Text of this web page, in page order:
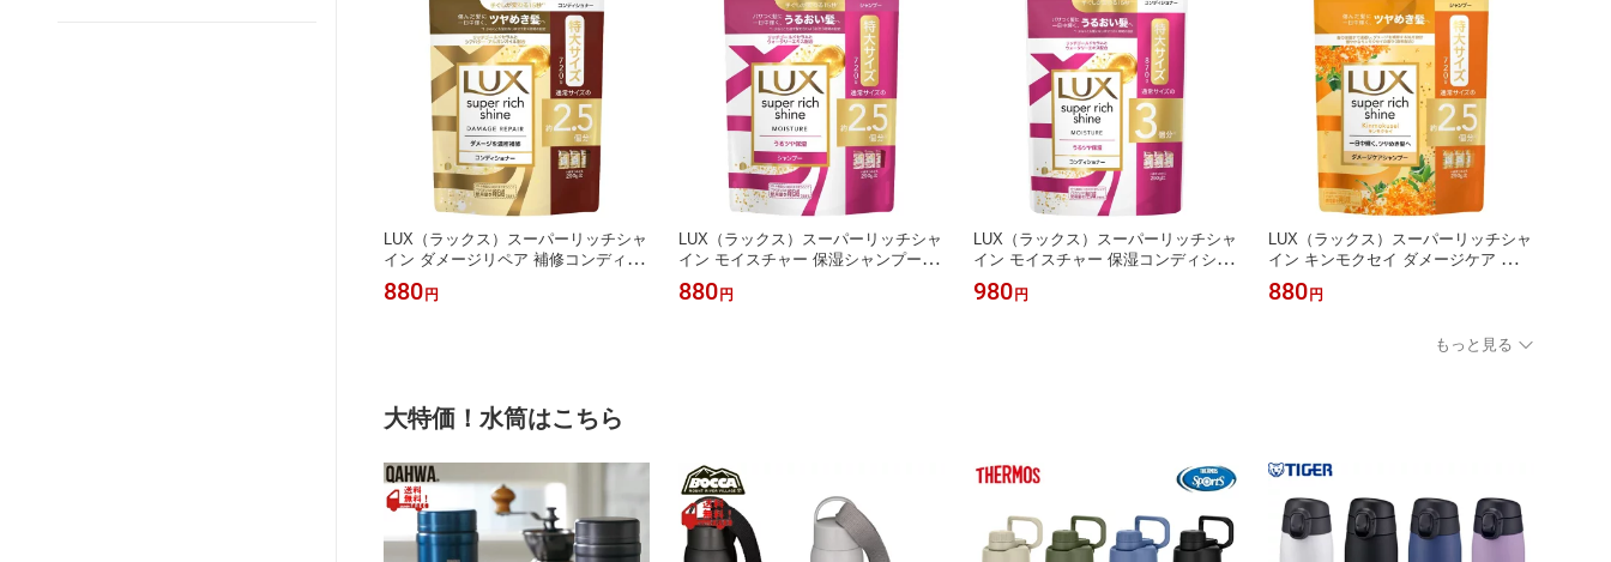
LUX（ラックス）スーパーリッチシャ
イン ダメージリペア 補修コンディシ
ョナー つめかえ用 720g ユニリーバ
880 円
LUX（ラックス）スーパーリッチシャ
イン モイスチャー 保湿シャンプー つ
めかえ用 720g ユニリーバ
880 円
LUX（ラックス）スーパーリッチシャ
イン モイスチャー 保湿コンディショ
ナー つめかえ用 870g ユニリーバ
980 円
LUX（ラックス）スーパーリッチシャ
イン キンモクセイ ダメージケア シャ
ンプー つめかえ用 720g ユニリーバ
880 円
もっと見る
大特価！水筒はこちら